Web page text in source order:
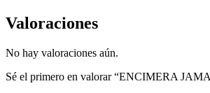
Valoraciones
No hay valoraciones aún.
Sé el primero en valorar “ENCIMERA